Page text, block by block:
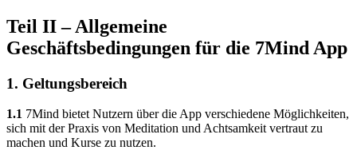
Teil II – Allgemeine
Geschäftsbedingungen für die 7Mind App
1. Geltungsbereich
1.1 7Mind bietet Nutzern über die App verschiedene Möglichkeiten,
sich mit der Praxis von Meditation und Achtsamkeit vertraut zu
machen und Kurse zu nutzen.